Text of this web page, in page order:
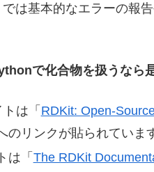
は基本的なエラーの報
で化合物を扱うなら
は「 RDKit: Open-
のリンクが貼られていま
は「 The RDKit